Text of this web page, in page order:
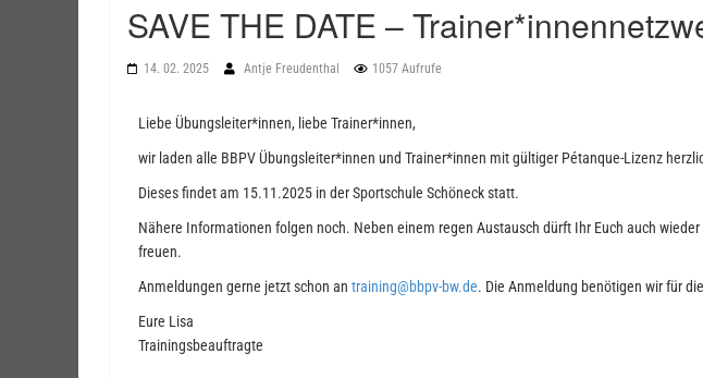
SAVE THE DATE –
14. 02. 2025 Antje Freudenthal 1057 Aufrufe
Liebe Übungsleiter*innen, liebe Trainer*innen,
wir laden alle BBPV Übungsleiter*innen und Trainer*innen mit gültiger Pétanque-Lizenz
Dieses findet am 15.11.2025 in der Sportschule Schöneck statt.
Nähere Informationen folgen noch. Neben einem regen Austausch dürft Ihr Euch auch
freuen.
Anmeldungen gerne jetzt schon an training@bbpv-bw.de. Die Anmeldung benötigen wir für
Eure Lisa
Trainingsbeauftragte